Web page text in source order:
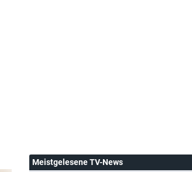
Meistgelesene TV-News